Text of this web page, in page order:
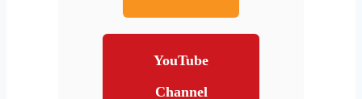
YouTube
Channel